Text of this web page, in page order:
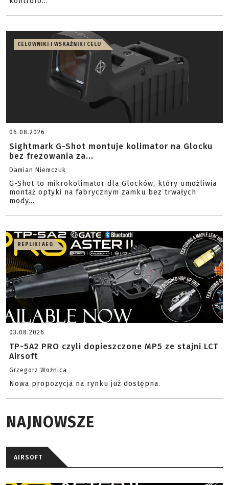
CELOWNIKI I WSKAŹNIKI CELU
06.08.2026
Sightmark G-Shot montuje kolimator na Glocku
bez frezowania za...
Damian Niemczuk
G-Shot to mikrokolimator dla Glocków, który umożliwia
montaż optyki na fabrycznym zamku bez trwałych
mody...
REPLIKI AEG
03.08.2026
TP-5A2 PRO czyli dopieszczone MP5 ze stajni LCT
Airsoft
Grzegorz Woźnica
Nowa propozycja na rynku już dostępna.
NAJNOWSZE
AIRSOFT